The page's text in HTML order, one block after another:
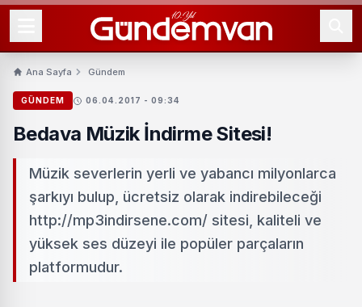
Ana Sayfa Gündem
GÜNDEM 06.04.2017 - 09:34
Bedava Müzik İndirme Sitesi!
Müzik severlerin yerli ve yabancı milyonlarca
şarkıyı bulup, ücretsiz olarak indirebileceği
http://mp3indirsene.com/ sitesi, kaliteli ve
yüksek ses düzeyi ile popüler parçaların
platformudur.